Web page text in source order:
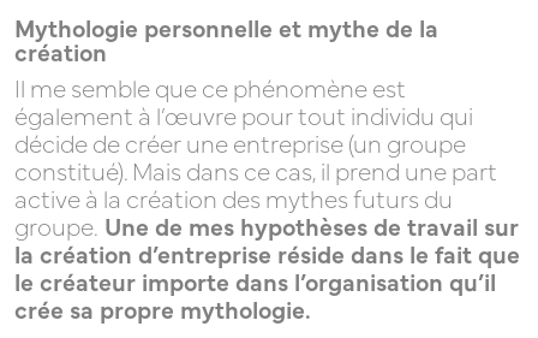
DIAGNOSTICS
VISION
Mythologie personnelle et mythe de la
création
Il me semble que ce phénomène est
également à l’œuvre pour tout individu qui
décide de créer une entreprise (un groupe
constitué). Mais dans ce cas, il prend une part
active à la création des mythes futurs du
groupe. Une de mes hypothèses de travail sur
la création d’entreprise réside dans le fait que
le créateur importe dans l’organisation qu’il
crée sa propre mythologie.